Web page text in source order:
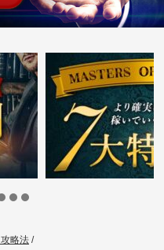
攻略法 /